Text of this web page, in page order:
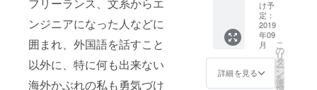
ンジニアになった人などに
囲まれ、外国語を話すこと
以外に、特に何も出来ない
海外かぶれの私も勇気づけ
やプロダク
ト開発を担
当しなが
深センの運
深セン
のメン
バーか
らのお
礼の
メッ
セージ
学相談
（北京
に1年間
留学し
ていた
経験を
元にお
悩みに
け予
定：
2019
年09
月
詳細を見る
こ
の
リ
タ
ー
ン
を
選